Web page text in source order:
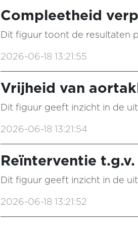
Compleetheid
Dit figuur toont de resultaten
2026-06-18 13:21:55
Vrijheid van
Dit figuur geeft inzicht in de
2026-06-18 13:21:54
Reïnterventie
Dit figuur geeft inzicht in de
2026-06-18 13:21:52